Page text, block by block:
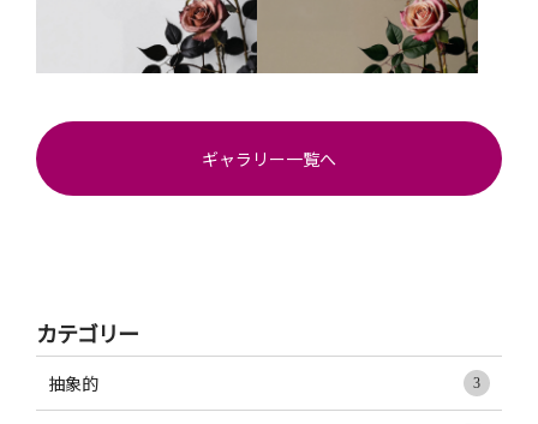
ギャラリー一覧へ
カテゴリー
抽象的 3